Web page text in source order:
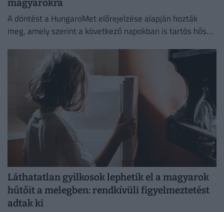
magyarokra
A döntést a HungaroMet előrejelzése alapján hozták
meg, amely szerint a következő napokban is tartós hőség
Láthatatlan gyilkosok lephetik el a magyarok
hűtőit a melegben: rendkívüli figyelmeztetést
adtak ki